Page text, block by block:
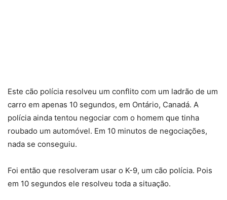
Este cão polícia resolveu um conflito com um ladrão de um
carro em apenas 10 segundos, em Ontário, Canadá. A
polícia ainda tentou negociar com o homem que tinha
roubado um automóvel. Em 10 minutos de negociações,
nada se conseguiu.
Foi então que resolveram usar o K-9, um cão polícia. Pois
em 10 segundos ele resolveu toda a situação.